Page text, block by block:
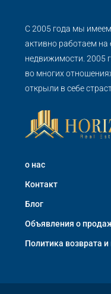
С 2005 года мы
активно работаем на
недвижимости. 2005
во многих
открыли в себе
о нас
Контакт
Блог
Объявления о
Политика возврата